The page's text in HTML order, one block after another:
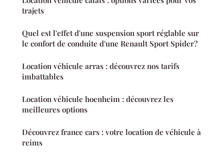
trajets
Quel est l'effet d'une suspension sport réglable sur
le confort de conduite d'une Renault Sport Spider?
Location véhicule arras : découvrez nos tarifs
imbattables
Location véhicule hoenheim : découvrez les
meilleures options
Découvrez france cars : votre location de véhicule à
reims